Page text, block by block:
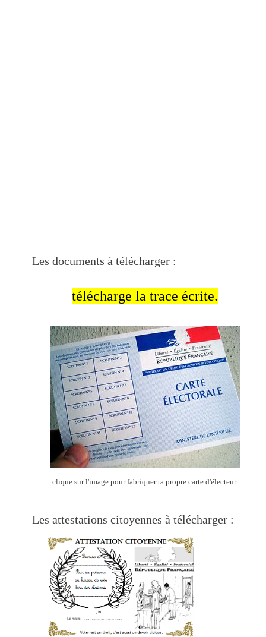
Les documents à télécharger :
télécharge la trace écrite.
clique sur l'image pour fabriquer ta propre carte d'électeur.
Les attestations citoyennes à télécharger :